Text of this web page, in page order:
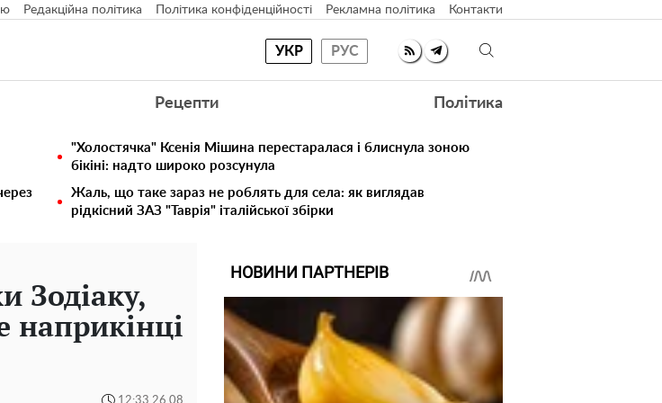
Редакційна політика Політика конфіденційності Рекламна політика Контакти
УКР РУС
Рецепти Політика
"Холостячка" Ксенія Мішина перестаралася і блиснула зоною
бікіні: надто широко розсунула
Жаль, що таке зараз не роблять для села: як виглядав
рідкісний ЗАЗ "Таврія" італійської збірки
Зодіаку,
наприкінці
12:33 26.08
НОВИНИ ПАРТНЕРІВ